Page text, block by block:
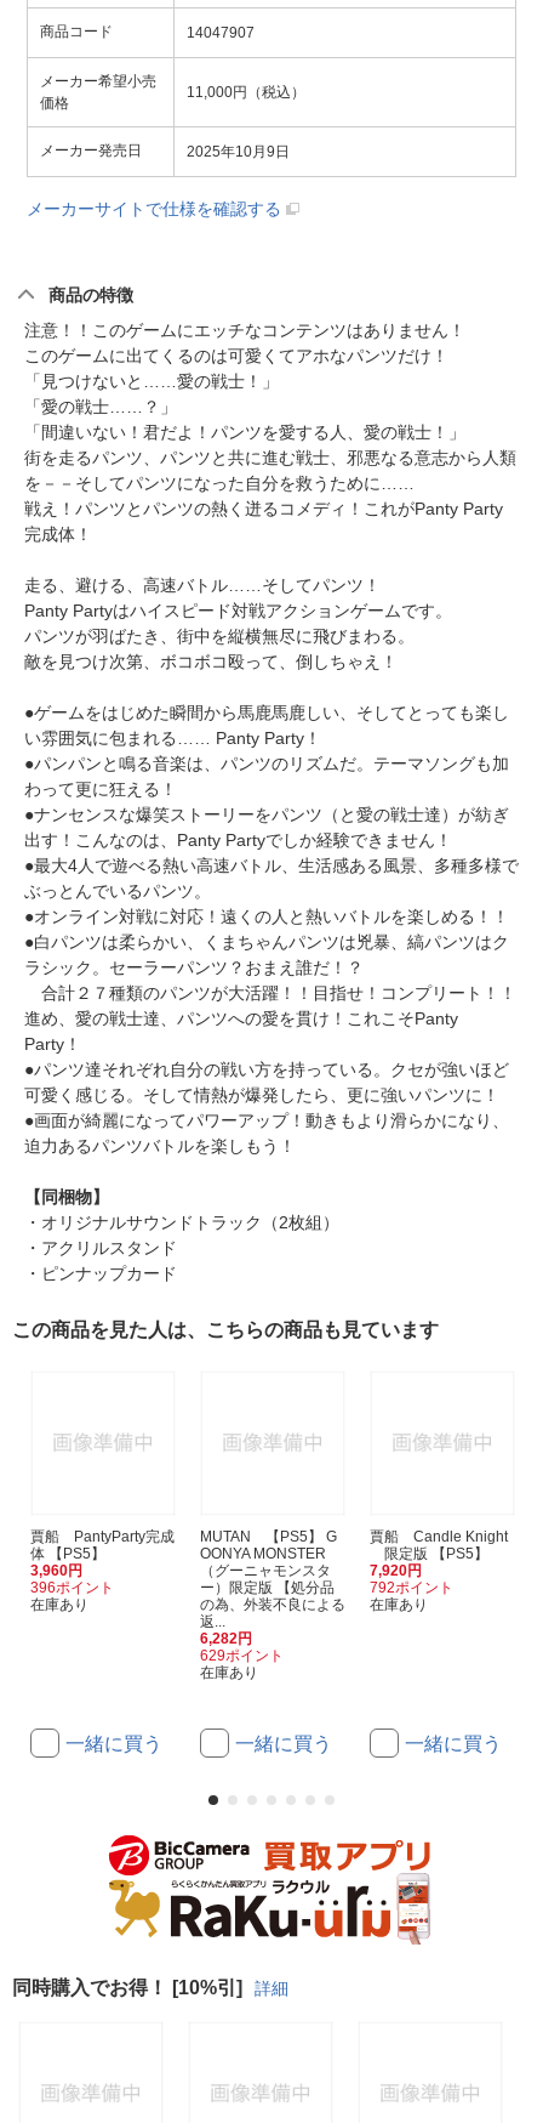
商品コード 14047907
メーカー希望小売
価格
11,000円（税込）
メーカー発売日 2025年10月9日
メーカーサイトで仕様を確認する
商品の特徴
注意！！このゲームにエッチなコンテンツはありません！
このゲームに出てくるのは可愛くてアホなパンツだけ！
「見つけないと……愛の戦士！」
「愛の戦士……？」
「間違いない！君だよ！パンツを愛する人、愛の戦士！」
街を走るパンツ、パンツと共に進む戦士、邪悪なる意志から人類
を－－そしてパンツになった自分を救うために……
戦え！パンツとパンツの熱く迸るコメディ！これがPanty Party
完成体！
走る、避ける、高速バトル……そしてパンツ！
Panty Partyはハイスピード対戦アクションゲームです。
パンツが羽ばたき、街中を縦横無尽に飛びまわる。
敵を見つけ次第、ボコボコ殴って、倒しちゃえ！
●ゲームをはじめた瞬間から馬鹿馬鹿しい、そしてとっても楽し
い雰囲気に包まれる…… Panty Party！
●パンパンと鳴る音楽は、パンツのリズムだ。テーマソングも加
わって更に狂える！
●ナンセンスな爆笑ストーリーをパンツ（と愛の戦士達）が紡ぎ
出す！こんなのは、Panty Partyでしか経験できません！
●最大4人で遊べる熱い高速バトル、生活感ある風景、多種多様で
ぶっとんでいるパンツ。
●オンライン対戦に対応！遠くの人と熱いバトルを楽しめる！！
●白パンツは柔らかい、くまちゃんパンツは兇暴、縞パンツはク
ラシック。セーラーパンツ？おまえ誰だ！？
合計２７種類のパンツが大活躍！！目指せ！コンプリート！！
進め、愛の戦士達、パンツへの愛を貫け！これこそPanty
Party！
●パンツ達それぞれ自分の戦い方を持っている。クセが強いほど
可愛く感じる。そして情熱が爆発したら、更に強いパンツに！
●画面が綺麗になってパワーアップ！動きもより滑らかになり、
迫力あるパンツバトルを楽しもう！
【同梱物】
・オリジナルサウンドトラック（2枚組）
・アクリルスタンド
・ピンナップカード
この商品を見た人は、こちらの商品も見ています
賈船 PantyParty完成
体 【PS5】
3,960円
396ポイント
在庫あり
一緒に買う
MUTAN 【PS5】 G
OONYA MONSTER
（グーニャモンスタ
ー）限定版 【処分品
の為、外装不良による
返...
6,282円
629ポイント
在庫あり
一緒に買う
賈船 Candle Knight
限定版 【PS5】
7,920円
792ポイント
在庫あり
一緒に買う
同時購入でお得！ [10%引] 詳細